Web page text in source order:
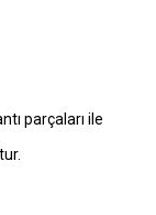
parçaları ile